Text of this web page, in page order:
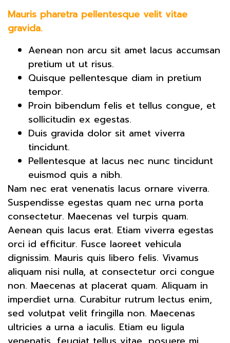
Mauris pharetra pellentesque velit vitae
gravida.
Aenean non arcu sit amet lacus accumsan
pretium ut ut risus.
Quisque pellentesque diam in pretium
tempor.
Proin bibendum felis et tellus congue, et
sollicitudin ex egestas.
Duis gravida dolor sit amet viverra
tincidunt.
Pellentesque at lacus nec nunc tincidunt
euismod quis a nibh.
Nam nec erat venenatis lacus ornare viverra.
Suspendisse egestas quam nec urna porta
consectetur. Maecenas vel turpis quam.
Aenean quis lacus erat. Etiam viverra egestas
orci id efficitur. Fusce laoreet vehicula
dignissim. Mauris quis libero felis. Vivamus
aliquam nisi nulla, at consectetur orci congue
non. Maecenas at placerat quam. Aliquam in
imperdiet urna. Curabitur rutrum lectus enim,
sed volutpat velit fringilla non. Maecenas
ultricies a urna a iaculis. Etiam eu ligula